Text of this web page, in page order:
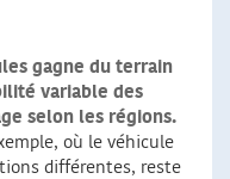
gagne du terrain
variable des
selon les régions.
où le véhicule
différentes, reste